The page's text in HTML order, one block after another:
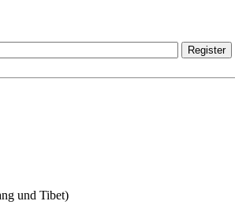
und Tibet)